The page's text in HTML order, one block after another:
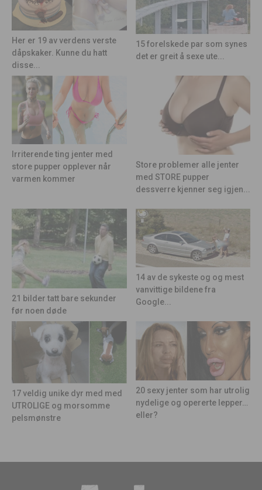
Her er 19 av verdens verste
dåpskaker. Kunne du hatt
disse...
15 forelskede par som synes
det er greit å sexe ute...
Irriterende ting jenter med
store pupper opplever når
varmen kommer
Store problemer alle jenter
med STORE pupper
dessverre kjenner seg igjen...
21 bilder tatt bare sekunder
før noen døde
14 av de sykeste og og mest
vanvittige bildene fra
Google...
17 veldig unike dyr med med
UTROLIGE og morsomme
pelsmønstre
20 sexy jenter som har utrolig
nydelige og opererte lepper…
eller?